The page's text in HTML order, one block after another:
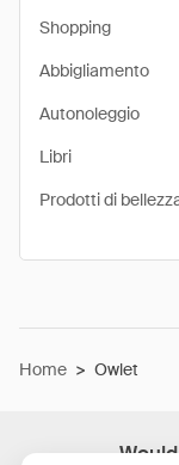
Shopping
Abbigliamento
Autonoleggio
Libri
Prodotti di
Home > Owlet